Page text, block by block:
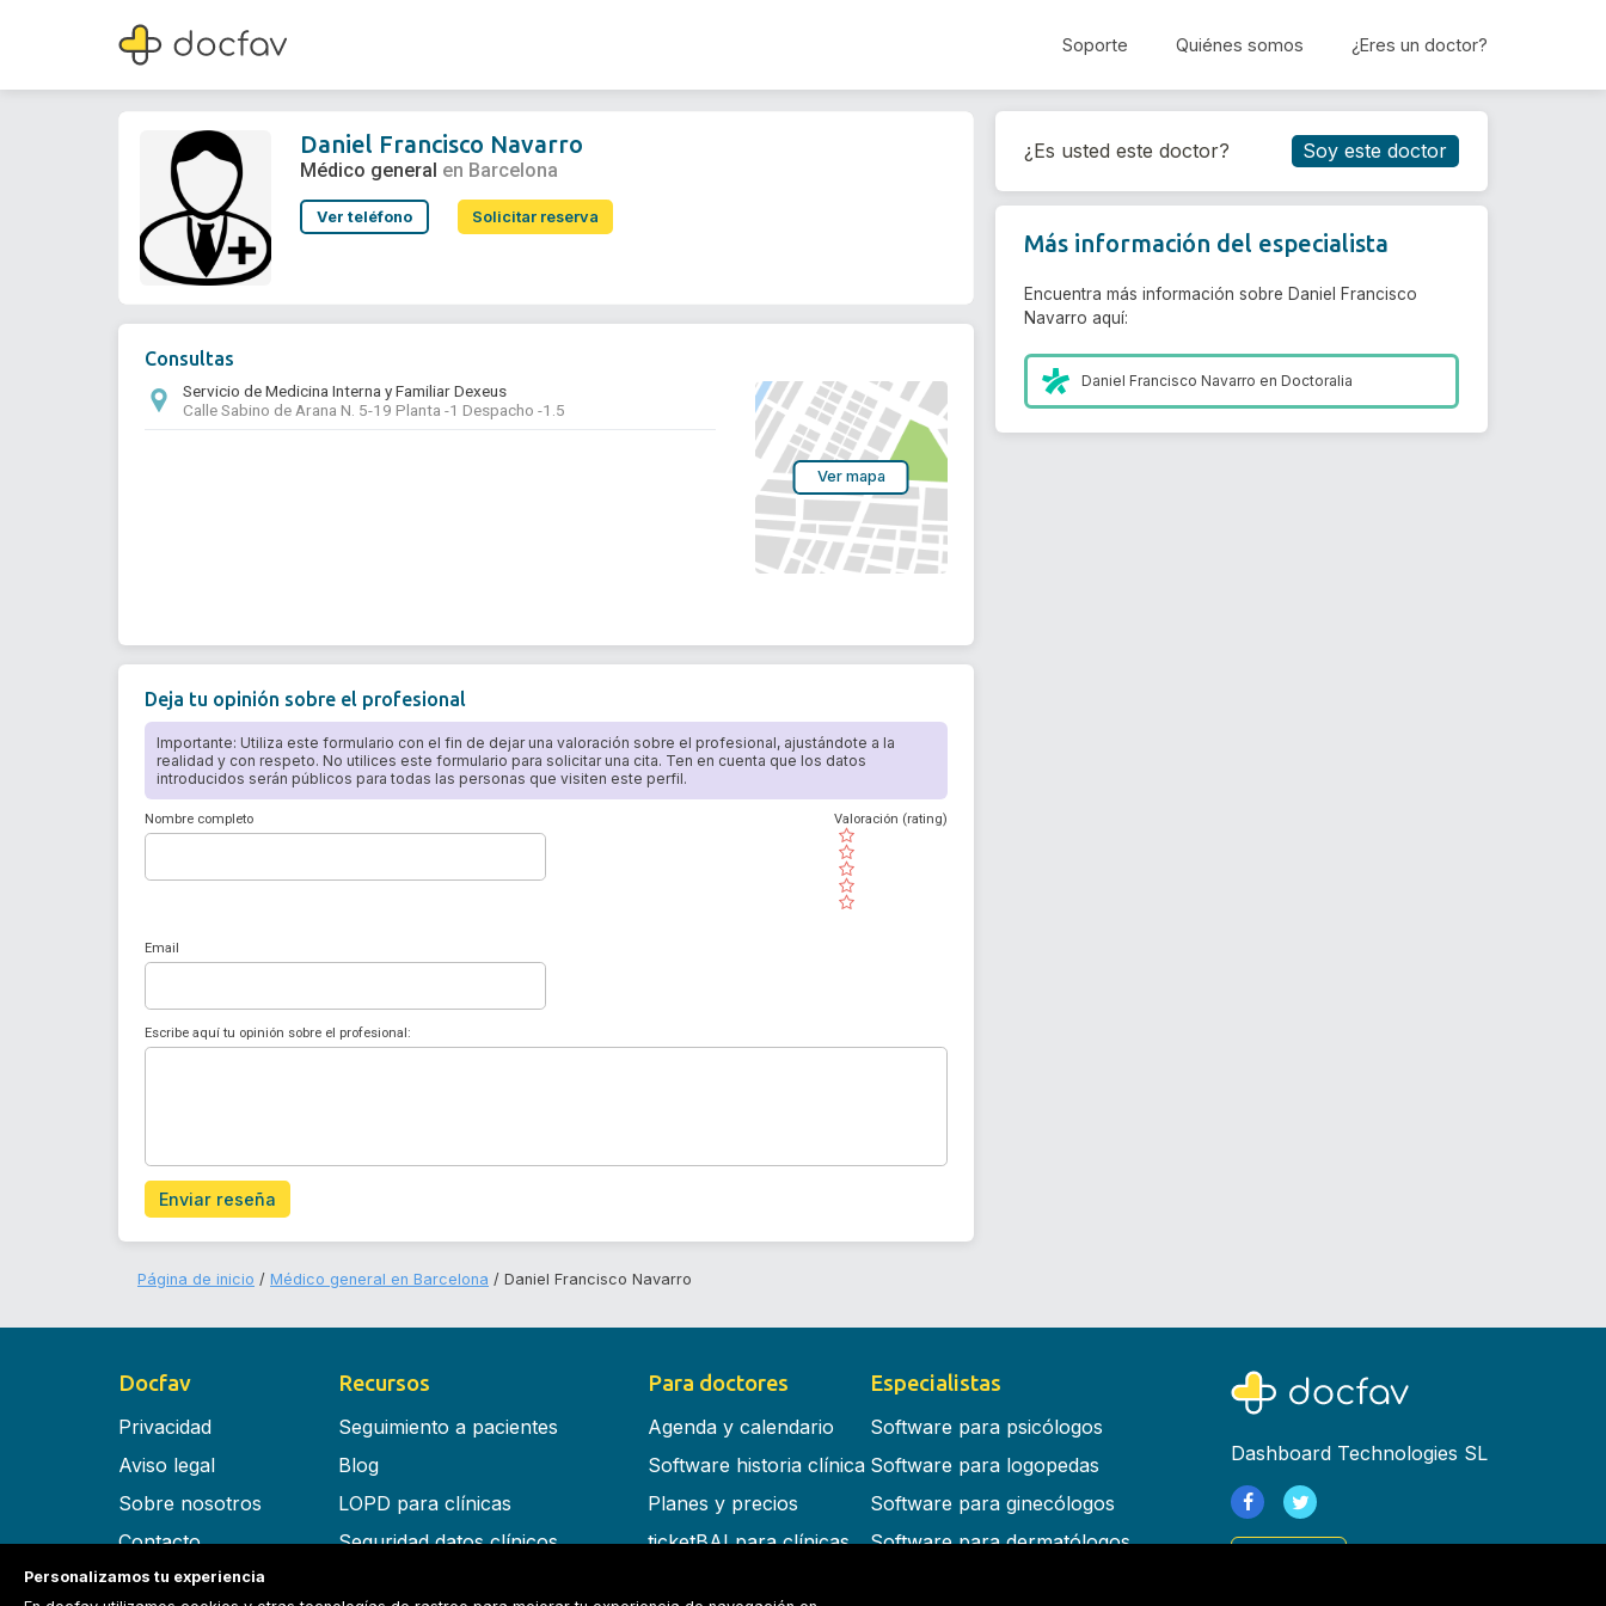
Soporte Quiénes somos ¿Eres un doctor?
Daniel Francisco Navarro
Médico general
Reservar cita
Daniel Francisco Navarro
Médico general en Barcelona
Ver teléfono Solicitar reserva
Consultas
Servicio de Medicina Interna y Familiar Dexeus
Calle Sabino de Arana N. 5-19 Planta -1 Despacho -1.5
Ver mapa
Deja tu opinión sobre el profesional
Importante: Utiliza este formulario con el fin de dejar una valoración sobre el profesional, ajustándote a la
realidad y con respeto. No utilices este formulario para solicitar una cita. Ten en cuenta que los datos
introducidos serán públicos para todas las personas que visiten este perfil.
Nombre completo
( )
( )
( )
( )
( )
Valoración (rating)
Email
Escribe aquí tu opinión sobre el profesional:
Enviar reseña
¿Es usted este doctor? Soy este doctor
Más información del especialista
Encuentra más información sobre Daniel Francisco
Navarro aquí:
Daniel Francisco Navarro enDoctoralia
Página de inicio Médico general en Barcelona Daniel Francisco Navarro
Docfav
Privacidad
Aviso legal
Sobre nosotros
Contacto
Términos y condiciones
Recursos
Seguimiento a pacientes
Blog
LOPD para clínicas
Seguridad datos clínicos
Para doctores
Agenda y calendario
Software historia clínica
Planes y precios
ticketBAI para clínicas
Especialistas
Software para psicólogos
Software para logopedas
Software para ginecólogos
Software para dermatólogos
Dashboard Technologies SL
Personalizamos tu experiencia